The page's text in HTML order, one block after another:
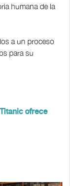
humana de la
a un proceso
para su
ofrece